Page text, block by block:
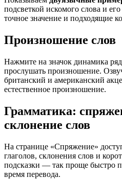
подсветкой искомого слова и
точное значение и подходящие
Произношение слов
Нажмите на значок динамика
прослушать произношение.
британский и американский
естественное произношение.
Грамматика:
склонение слов
На странице «Спряжение»
глаголов, склонения слов и
подсказки — так проще быстро
время перевода.